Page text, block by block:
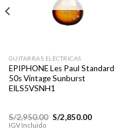
GUITARRAS ELÉCTRICAS
EPIPHONE Les Paul Standard
50s Vintage Sunburst
EILS5VSNH1
S/2,950.00 El
precio
S/2,850.00El
IGV Incluido